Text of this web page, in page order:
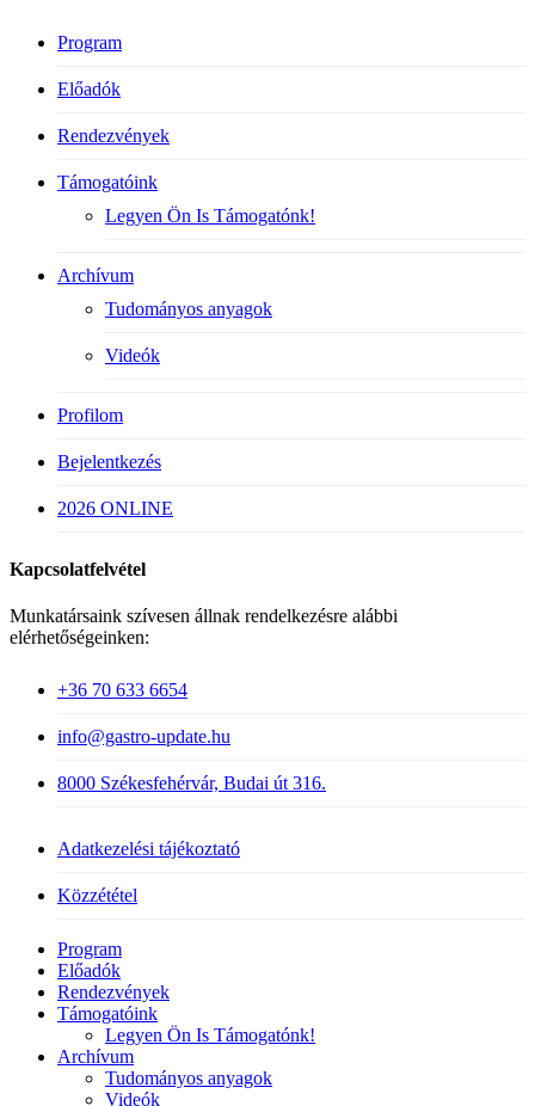
Program
Előadók
Rendezvények
Támogatóink
Legyen Ön Is Támogatónk!
Archívum
Tudományos anyagok
Videók
Profilom
Bejelentkezés
2026 ONLINE
Kapcsolatfelvétel
Munkatársaink szívesen állnak rendelkezésre alábbi
elérhetőségeinken:
+36 70 633 6654
info@gastro-update.hu
8000 Székesfehérvár, Budai út 316.
Adatkezelési tájékoztató
Közzététel
Close
Menu
Program
Előadók
Rendezvények
Támogatóink
Legyen Ön Is Támogatónk!
Archívum
Tudományos anyagok
Videók